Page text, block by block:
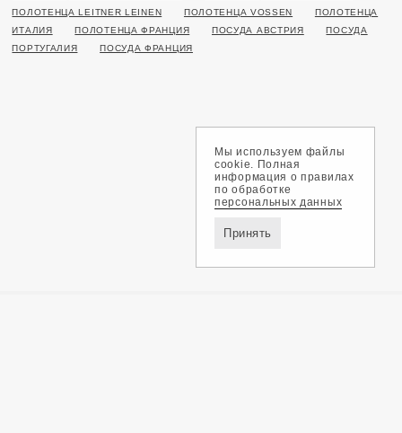
ПОЛОТЕНЦА LEITNER LEINEN
ПОЛОТЕНЦА VOSSEN
ПОЛОТЕНЦА
ИТАЛИЯ
ПОЛОТЕНЦА ФРАНЦИЯ ПОСУДА АВСТРИЯ
ПОСУДА
ПОРТУГАЛИЯ
ПОСУДА ФРАНЦИЯ
Мы используем файлы
cookie. Полная
информация о правилах
по обработке
персональных данных
Принять